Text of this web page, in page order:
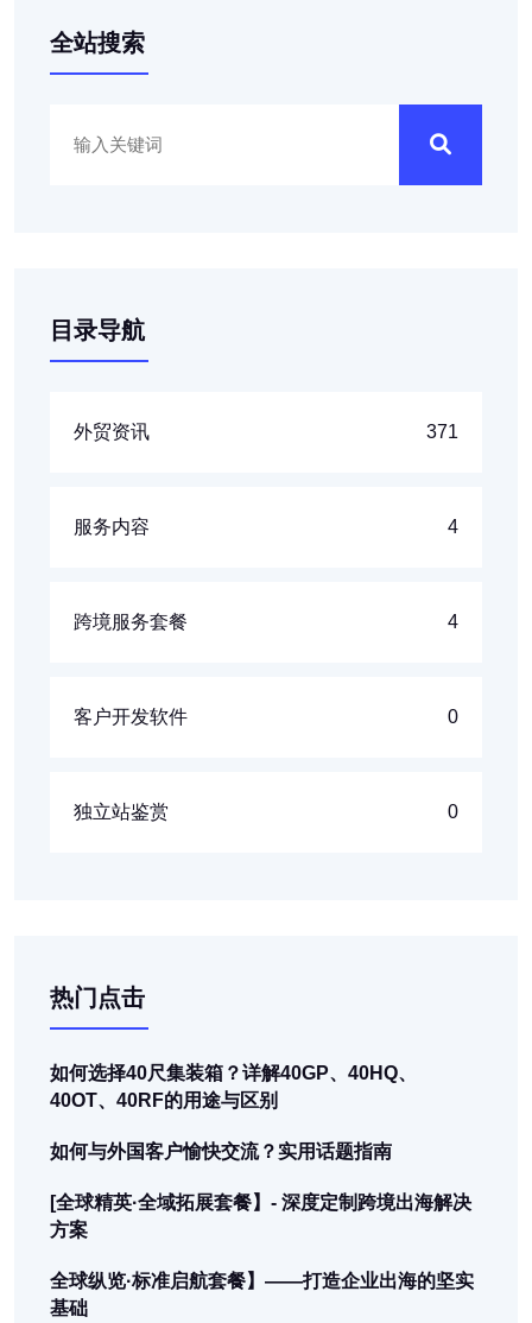
全站搜索
目录导航
外贸资讯 371
服务内容 4
跨境服务套餐 4
客户开发软件 0
独立站鉴赏 0
热门点击
如何选择40尺集装箱？详解40GP、40HQ、
40OT、40RF的用途与区别
如何与外国客户愉快交流？实用话题指南
[全球精英·全域拓展套餐】- 深度定制跨境出海解决
方案
全球纵览·标准启航套餐】——打造企业出海的坚实
基础